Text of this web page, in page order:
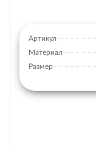
Артикул
Материал
Размер